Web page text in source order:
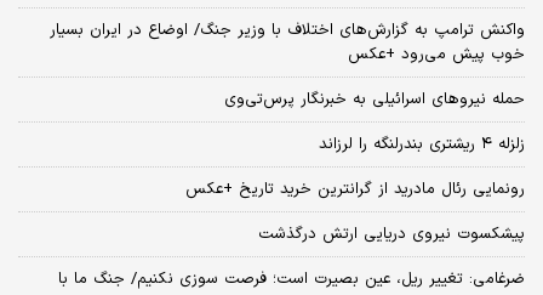
واکنش ترامپ به گزارش‌های اختلاف با وزیر جنگ/ اوضاع در ایران بسیار
خوب پیش می‌رود +عکس
حمله نیروهای اسرائیلی به خبرنگار پرس‌تی‌وی
زلزله ۴ ریشتری بندرلنگه را لرزاند
رونمایی رئال مادرید از گرانترین خرید تاریخ +عکس
پیشکسوت نیروی دریایی ارتش درگذشت
ضرغامی: تغییر ریل، عین بصیرت است؛ فرصت سوزی نکنیم/ جنگ ما با